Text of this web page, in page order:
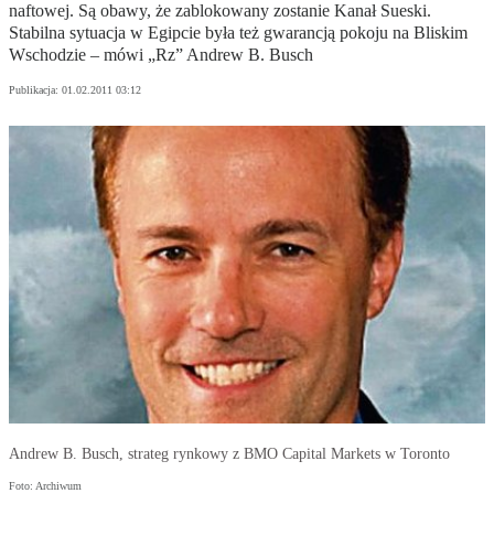
naftowej. Są obawy, że zablokowany zostanie Kanał Sueski.
Stabilna sytuacja w Egipcie była też gwarancją pokoju na Bliskim
Wschodzie – mówi „Rz” Andrew B. Busch
Publikacja: 01.02.2011 03:12
Andrew B. Busch, strateg rynkowy z BMO Capital Markets w Toronto
Foto: Archiwum